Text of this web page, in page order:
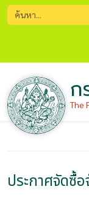
ก
The
ประกาศจัดซื้อ